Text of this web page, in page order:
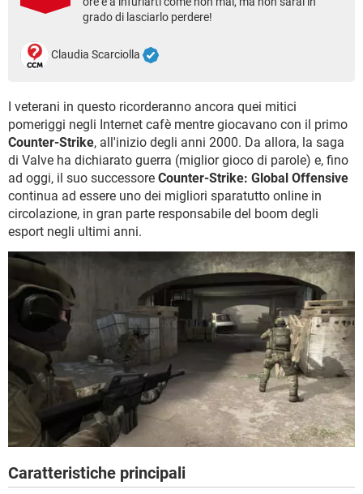
TIKTOK FACEBOOK
grado di lasciarlo perdere!
Claudia Scarciolla
I veterani in questo ricorderanno ancora quei mitici
pomeriggi negli Internet cafè mentre giocavano con il primo
Counter-Strike, all'inizio degli anni 2000. Da allora, la saga
di Valve ha dichiarato guerra (miglior gioco di parole) e, fino
ad oggi, il suo successore Counter-Strike: Global Offensive
continua ad essere uno dei migliori sparatutto online in
circolazione, in gran parte responsabile del boom degli
esport negli ultimi anni.
Caratteristiche principali